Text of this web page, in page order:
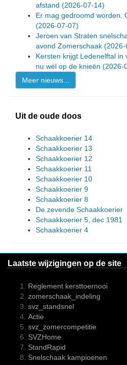
afstand (2026-07-14)
Er mag gedroomd worden.
(2026-07-07)
Jeroen van Straten
avond Zomerschaak (2026-
Kersten krijgt Ledenelftal
nu wél op de knieën (2026-
Meer nieuws...
Uit de oude doos
Schaakkoerier 14
Schaakkoerier 13
Schaakkoerier 12
Schaakkoerier 11
Schaakkoerier 10
Schaakkoerier 9
Schaakkoerier 8
De zevende Schaakkoerier
Schaakkoerier 5, dec 1981
Schaakkoerier 4
Laatste wijzigingen op de site
Reglement kersttoernooi
zomerschaak_indeling
svz_standsnel
Actie
svz_zomercompetitie
SVZHome
StandRapid
Snelschaak kampioenen